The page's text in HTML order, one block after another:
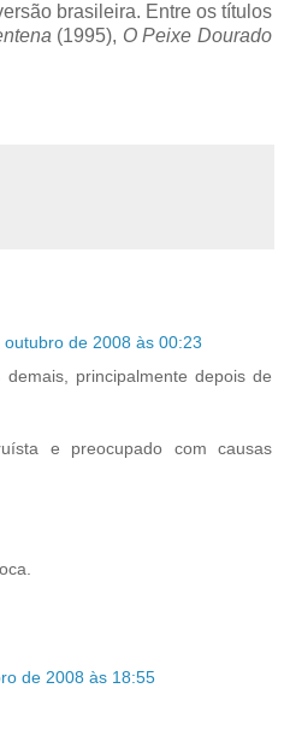
brasileira. Entre os títulos
(1995), O Peixe Dourado
outubro de 2008 às 00:23
principalmente depois de
e preocupado com causas
de 2008 às 18:55